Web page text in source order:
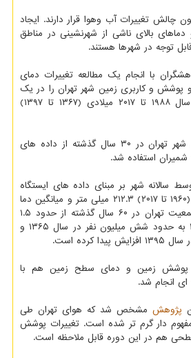
چالش تغییرات آب وهوا قرار دارند. ایجاد
دماهای بالای ناشی از شهرنشینی در مناطق
توجه در شهرها هستند.
با انجام یک مطالعه تغییرات دمای
و کاربری زمین شهر تهران را در یک
دوره زمانی ۳۰ ساله از سال ۱۹۸۸ تا ۲۰۱۷ میلادی (۱۳۶۷ تا ۱۳۹۷)
برای مطالعه آب و هوای شهر تهران در ۳۰ سال گذشته از داده های
شمیران استفاده شد.
سالانه شهر بر مبنای داده های ایستگاه
مهرآباد در دوره ۵۸ ساله (۱۹۶۰ تا ۲۰۱۷) ۲۱۲.۳ میلی متر و میانگین دما
۱۷.۶ سانتی گراد است. جمعیت تهران در ۶۰ سال گذشته از حدود ۱.۵
میلیون نفر در سال ۱۳۳۵ به حدود شش میلیون نفر در سال ۱۳۶۵ و
پوشش زمین و دمای سطح زمین هم با
ای انجام شد.
پژوهش مشخص شد که هوای تهران طی
مفهوم دار گرم تر شده است. تغییرات پوشش
هم در این دوره قابل ملاحظه است.